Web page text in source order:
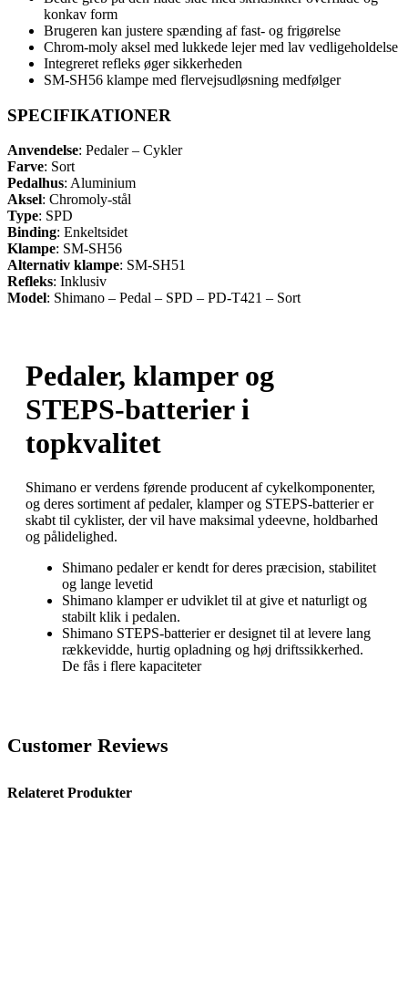
konkav form
Brugeren kan justere spænding af fast- og frigørelse
Chrom-moly aksel med lukkede lejer med lav vedligeholdelse
Integreret refleks øger sikkerheden
SM-SH56 klampe med flervejsudløsning medfølger
SPECIFIKATIONER
Anvendelse: Pedaler – Cykler
Farve: Sort
Pedalhus: Aluminium
Aksel: Chromoly-stål
Type: SPD
Binding: Enkeltsidet
Klampe: SM-SH56
Alternativ klampe: SM-SH51
Refleks: Inklusiv
Model: Shimano – Pedal – SPD – PD-T421 – Sort
Pedaler, klamper og
STEPS‑batterier i
topkvalitet
Shimano er verdens førende producent af cykelkomponenter,
og deres sortiment af pedaler, klamper og STEPS‑batterier er
skabt til cyklister, der vil have maksimal ydeevne, holdbarhed
og pålidelighed.
Shimano pedaler er kendt for deres præcision, stabilitet
og lange levetid
Shimano klamper er udviklet til at give et naturligt og
stabilt klik i pedalen.
Shimano STEPS‑batterier er designet til at levere lang
rækkevidde, hurtig opladning og høj driftssikkerhed.
De fås i flere kapaciteter
Customer Reviews
Relateret Produkter